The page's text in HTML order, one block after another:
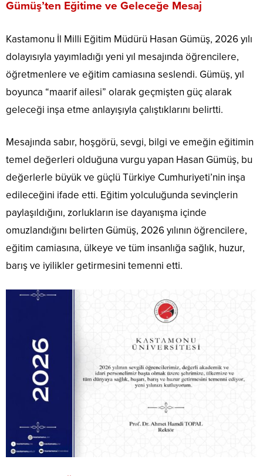
Gümüş’ten Eğitime ve Geleceğe Mesaj
Kastamonu İl Milli Eğitim Müdürü Hasan Gümüş, 2026 yılı
dolayısıyla yayımladığı yeni yıl mesajında öğrencilere,
öğretmenlere ve eğitim camiasına seslendi. Gümüş, yıl
boyunca “maarif ailesi” olarak geçmişten güç alarak
geleceği inşa etme anlayışıyla çalıştıklarını belirtti.
Mesajında sabır, hoşgörü, sevgi, bilgi ve emeğin eğitimin
temel değerleri olduğuna vurgu yapan Hasan Gümüş, bu
değerlerle büyük ve güçlü Türkiye Cumhuriyeti’nin inşa
edileceğini ifade etti. Eğitim yolculuğunda sevinçlerin
paylaşıldığını, zorlukların ise dayanışma içinde
omuzlandığını belirten Gümüş, 2026 yılının öğrencilere,
eğitim camiasına, ülkeye ve tüm insanlığa sağlık, huzur,
barış ve iyilikler getirmesini temenni etti.